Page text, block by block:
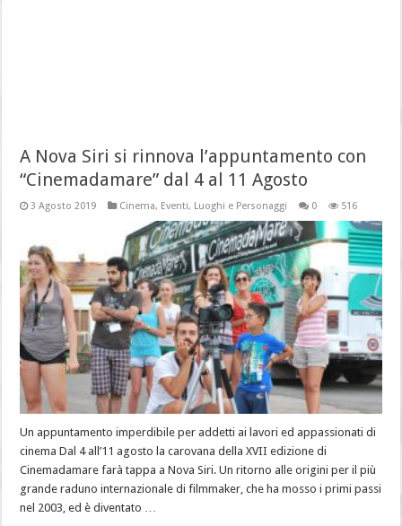
A Nova Siri si rinnova l’appuntamento con
“Cinemadamare” dal 4 al 11 Agosto
3 Agosto 2019 Cinema, Eventi, Luoghi e Personaggi 0 516
Un appuntamento imperdibile per addetti ai lavori ed appassionati di
cinema Dal 4 all’11 agosto la carovana della XVII edizione di
Cinemadamare farà tappa a Nova Siri. Un ritorno alle origini per il più
grande raduno internazionale di filmmaker, che ha mosso i primi passi
nel 2003, ed è diventato …